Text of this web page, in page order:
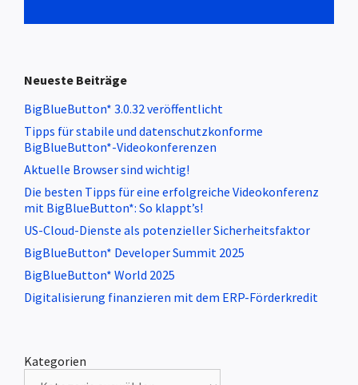
Neueste Beiträge
BigBlueButton* 3.0.32 veröffentlicht
Tipps für stabile und datenschutzkonforme
BigBlueButton*-Videokonferenzen
Aktuelle Browser sind wichtig!
Die besten Tipps für eine erfolgreiche Videokonferenz
mit BigBlueButton*: So klappt’s!
US-Cloud-Dienste als potenzieller Sicherheitsfaktor
BigBlueButton* Developer Summit 2025
BigBlueButton* World 2025
Digitalisierung finanzieren mit dem ERP-Förderkredit
Kategorien